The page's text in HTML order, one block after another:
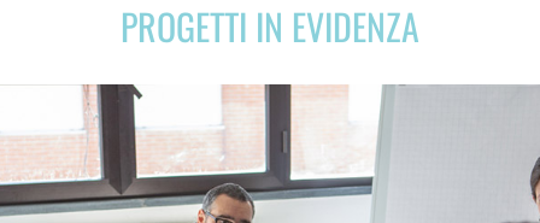
PROGETTI IN EVIDENZA